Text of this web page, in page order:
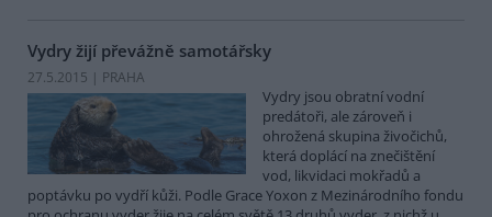
Vydry žijí převážně samotářsky
27.5.2015 | PRAHA
Vydry jsou obratní vodní
predátoři, ale zároveň i
ohrožená skupina živočichů,
která doplácí na znečištění
vod, likvidaci mokřadů a
poptávku po vydří kůži. Podle Grace Yoxon z Mezinárodního fondu